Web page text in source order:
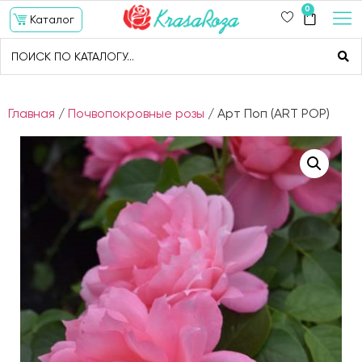
Каталог
0
Главная / Почвопокровные розы / Арт Поп (ART POP)